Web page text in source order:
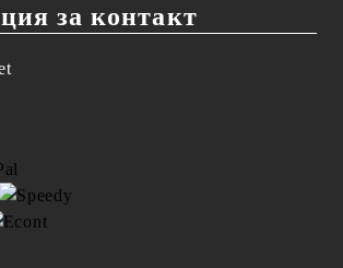
за контакт